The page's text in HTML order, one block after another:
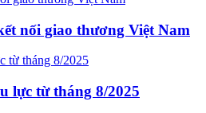
nối giao thương Việt Nam
lực từ tháng 8/2025